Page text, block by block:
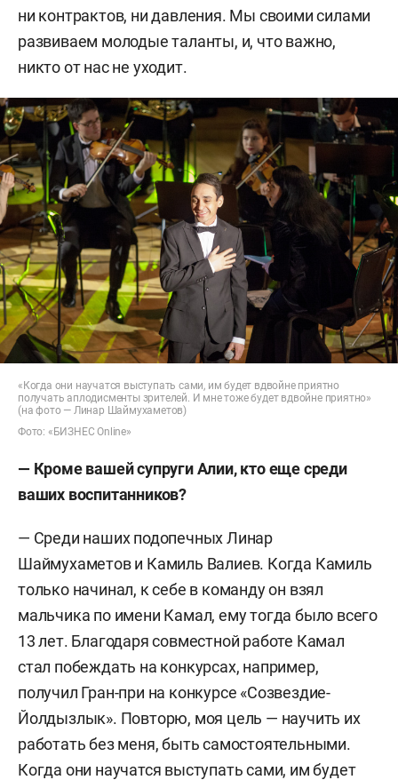
ни контрактов, ни давления. Мы своими силами
развиваем молодые таланты, и, что важно,
никто от нас не уходит.
«Когда они научатся выступать сами, им будет вдвойне приятно
получать аплодисменты зрителей. И мне тоже будет вдвойне приятно»
(на фото — Линар Шаймухаметов)
Фото: «БИЗНЕС Online»
— Кроме вашей супруги Алии, кто еще среди
ваших воспитанников?
— Среди наших подопечных Линар
Шаймухаметов и Камиль Валиев. Когда Камиль
только начинал, к себе в команду он взял
мальчика по имени Камал, ему тогда было всего
13 лет. Благодаря совместной работе Камал
стал побеждать на конкурсах, например,
получил Гран-при на конкурсе «Созвездие-
Йолдызлык». Повторю, моя цель — научить их
работать без меня, быть самостоятельными.
Когда они научатся выступать сами, им будет